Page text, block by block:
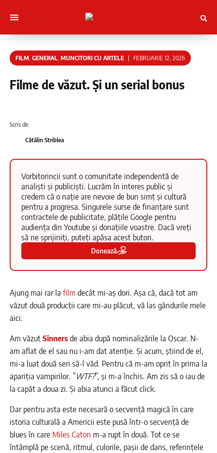
FILM,GENERAL,MUNCITORI CU ARTELE FEBRUARIE 12, 2026
Filme de văzut. Și un serial bonus
Scris de:
Cătălin Striblea
Vorbitorincii sunt o comunitate independentă de
analiști și publiciști. Lucrăm în interes public și
credem că o nație are nevoie de bun simț și cultură
pentru a progresa. Singurele surse de finanțare sunt
contractele de publicitate, plățile Google pentru
audiența din Youtube și donațiile voastre. Dacă vreți
să ne sprijiniți, puteți apăsa acest buton.
Donează
Ajung mai rar la film decât mi-aș dori. Așa că, dacă tot am
văzut două producții care mi-au plăcut, vă las gândurile mele
aici.
Am văzutSinnersde abia după nominalizările la Oscar. N-
am aflat de el sau nu i-am dat atenție. Și acum, știind de el,
mi-a luat două seri să-l văd. Pentru că m-am oprit în prima la
apariția vampirilor. ”WTF?”, și m-a închis. Am zis să o iau de
la capăt a doua zi. Și abia atunci a făcut click.
Dar pentru asta este necesară o secvență magică în care
istoria culturală a Americii este pusă într-o secvență de
blues în care Miles Caton m-a rupt în două. Tot ce se
întâmplă pe scenă, ritmul, culorile, pașii de dans, referințele